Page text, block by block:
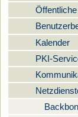
Kalender
PKI-